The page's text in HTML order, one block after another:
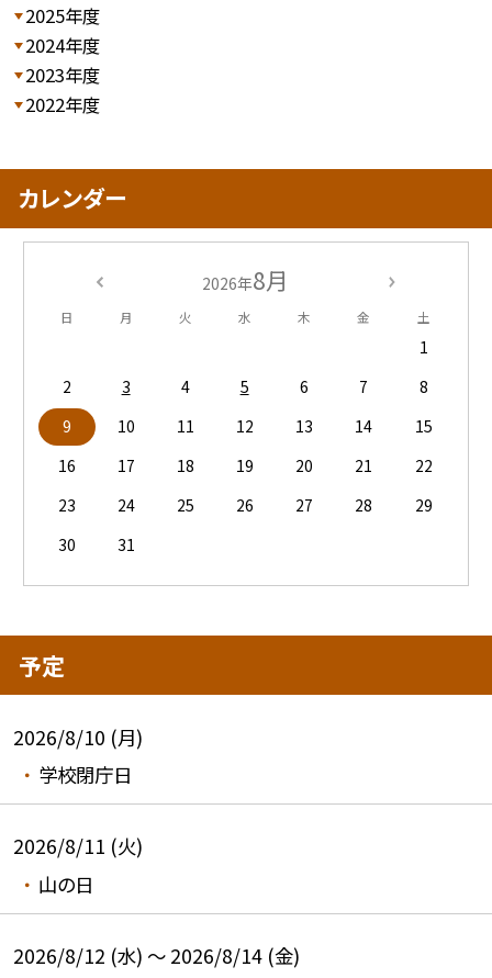
2025年度
2024年度
2023年度
2022年度
カレンダー
2026年8月
日 月 火 水 木 金 土
1
2
3 4 5 6 7
8
9
10 11 12 13 14
15
16
17 18 19 20 21
22
23
24 25 26 27 28
29
30
31
予定
2026/8/10 (月)
学校閉庁日
2026/8/11 (火)
山の日
2026/8/12 (水) ～ 2026/8/14 (金)